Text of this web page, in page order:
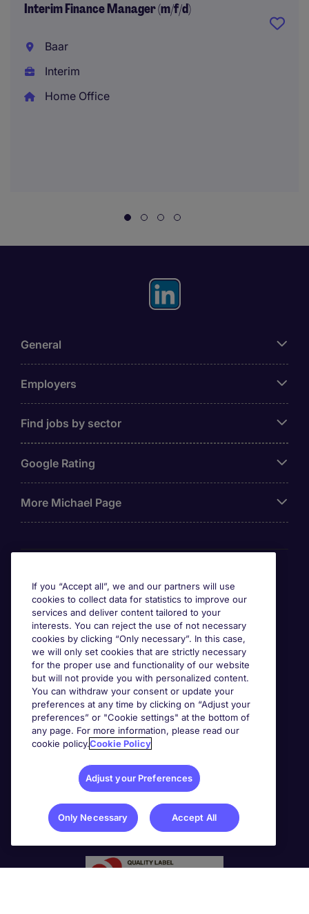
Interim Finance Manager (m/f/d)
Baar
Interim
Home Office
General
Employers
Find jobs by sector
Google Rating
More Michael Page
If you “Accept all”, we and our partners will use
cookies to collect data for statistics to improve our
services and deliver content tailored to your
interests. You can reject the use of not necessary
cookies by clicking “Only necessary”. In this case,
we will only set cookies that are strictly necessary
for the proper use and functionality of our website
but will not provide you with personalized content.
You can withdraw your consent or update your
preferences at any time by clicking on “Adjust your
preferences” or "Cookie settings" at the bottom of
any page. For more information, please read our
cookie policy.Cookie Policy
Adjust your Preferences
Only Necessary Accept All